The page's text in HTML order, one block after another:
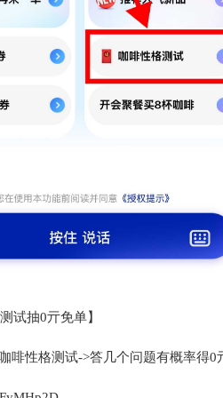
试抽0亓免单】
啡性格测试->答几个问题有概率得0